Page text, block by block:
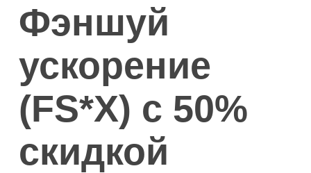
Фэншуй
ускорение
(FS*Х) с 50%
скидкой